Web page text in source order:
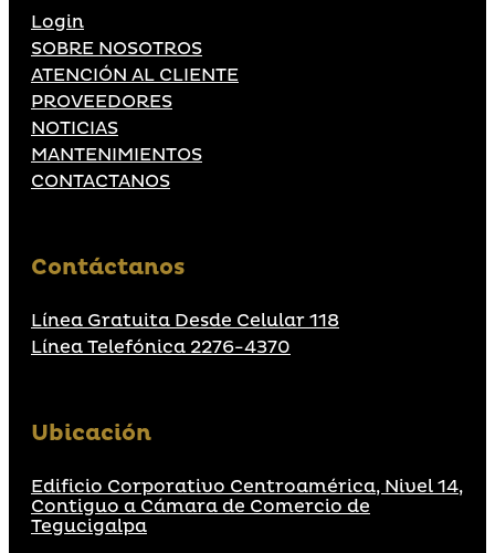
Login
SOBRE NOSOTROS
ATENCIÓN AL CLIENTE
PROVEEDORES
NOTICIAS
MANTENIMIENTOS
CONTACTANOS
Contáctanos
Línea Gratuita Desde Celular 118
Línea Telefónica 2276-4370
Ubicación
Edificio Corporativo Centroamérica, Nivel 14,
Contiguo a Cámara de Comercio de
Tegucigalpa